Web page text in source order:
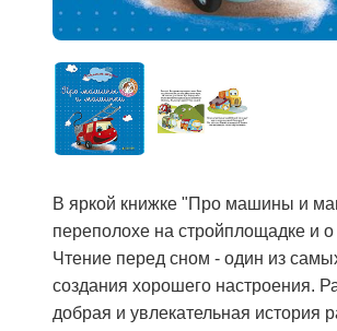
В яркой книжке "Про машины и
переполохе на стройплощадке и
Чтение перед сном - один из
создания хорошего настроения.
добрая и увлекательная история